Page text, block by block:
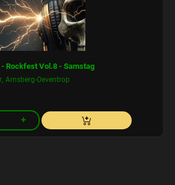
Rockfest Vol.8 - Samstag
, Arnsberg-Oeventrop